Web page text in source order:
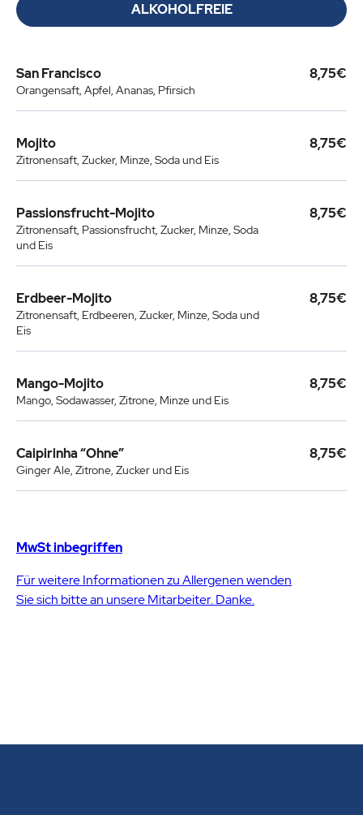
ALKOHOLFREIE
San Francisco
Orangensaft, Apfel, Ananas, Pfirsich
8,75€
Mojito
Zitronensaft, Zucker, Minze, Soda und Eis
8,75€
Passionsfrucht-Mojito
Zitronensaft, Passionsfrucht, Zucker, Minze, Soda
und Eis
8,75€
Erdbeer-Mojito
Zitronensaft, Erdbeeren, Zucker, Minze, Soda und
Eis
8,75€
Mango-Mojito
Mango, Sodawasser, Zitrone, Minze und Eis
8,75€
Caipirinha “Ohne”
Ginger Ale, Zitrone, Zucker und Eis
8,75€
MwSt inbegriffen
Für weitere Informationen zu Allergenen wenden
Sie sich bitte an unsere Mitarbeiter. Danke.